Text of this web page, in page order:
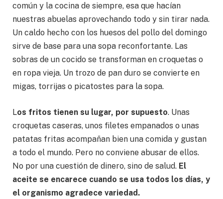
común y la cocina de siempre, esa que hacían
nuestras abuelas aprovechando todo y sin tirar nada.
Un caldo hecho con los huesos del pollo del domingo
sirve de base para una sopa reconfortante. Las
sobras de un cocido se transforman en croquetas o
en ropa vieja. Un trozo de pan duro se convierte en
migas, torrijas o picatostes para la sopa.
Los fritos tienen su lugar, por supuesto. Unas
croquetas caseras, unos filetes empanados o unas
patatas fritas acompañan bien una comida y gustan
a todo el mundo. Pero no conviene abusar de ellos.
No por una cuestión de dinero, sino de salud. El
aceite se encarece cuando se usa todos los días, y
el organismo agradece variedad.